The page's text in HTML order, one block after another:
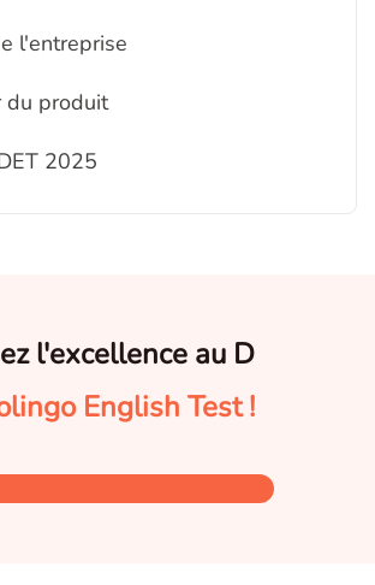
l'entreprise
du produit
2025
l'excellence au D
English Test !